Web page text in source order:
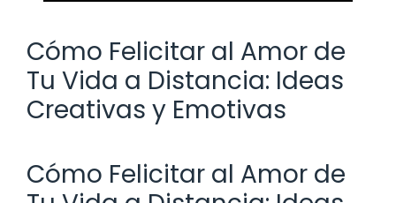
Cómo Felicitar al Amor de
Tu Vida a Distancia: Ideas
Creativas y Emotivas
Cómo Felicitar al Amor de